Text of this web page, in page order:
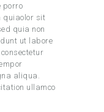
porro
quiaolor sit
quia non
ut labore
aliqua.
ullamco